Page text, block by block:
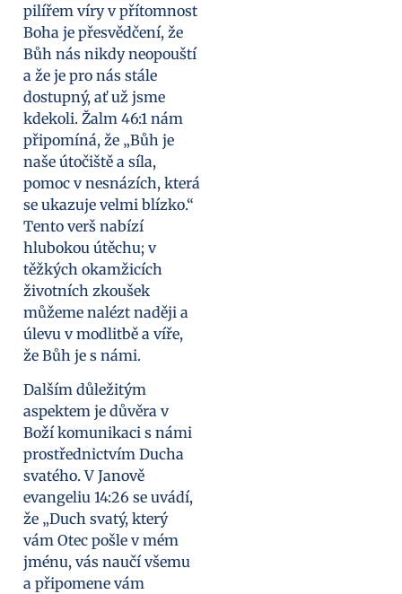
pilířem víry v přítomnost
Boha je přesvědčení, že
Bůh nás nikdy neopouští
a že je pro nás stále
dostupný, ať už jsme
kdekoli. Žalm 46:1 nám
připomíná, že „Bůh je
naše útočiště a síla,
pomoc v nesnázích, která
se ukazuje velmi blízko.“
Tento verš nabízí
hlubokou útěchu; v
těžkých okamžicích
životních zkoušek
můžeme nalézt naději a
úlevu v modlitbě a víře,
že Bůh je s námi.
Dalším důležitým
aspektem je důvěra v
Boží komunikaci s námi
prostřednictvím Ducha
svatého. V Janově
evangeliu 14:26 se uvádí,
že „Duch svatý, který
vám Otec pošle v mém
jménu, vás naučí všemu
a připomene vám